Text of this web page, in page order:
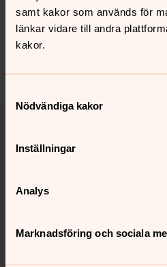
samt kakor som används för
länkar vidare till andra
kakor.
Nödvändiga kakor
Inställningar
Analys
Marknadsföring och sociala
Tillbaka till toppen
Tillbaka till innehållet
Kalender